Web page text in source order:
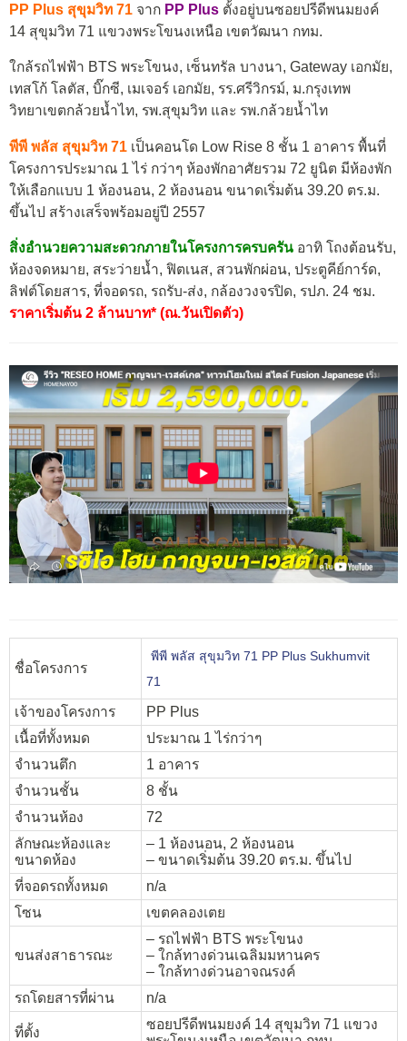
PP Plus สุขุมวิท 71 จาก PP Plus ตั้งอยู่บนซอยปรีดีพนมยงค์
14 สุขุมวิท 71 แขวงพระโขนงเหนือ เขตวัฒนา กทม.
ใกล้รถไฟฟ้า BTS พระโขนง, เซ็นทรัล บางนา, Gateway เอกมัย,
เทสโก้ โลตัส, บิ๊กซี, เมเจอร์ เอกมัย, รร.ศรีวิกรม์, ม.กรุงเทพ
วิทยาเขตกล้วยน้ำไท, รพ.สุขุมวิท และ รพ.กล้วยน้ำไท
พีพี พลัส สุขุมวิท 71 เป็นคอนโด Low Rise 8 ชั้น 1 อาคาร พื้นที่
โครงการประมาณ 1 ไร่ กว่าๆ ห้องพักอาศัยรวม 72 ยูนิต มีห้องพัก
ให้เลือกแบบ 1 ห้องนอน, 2 ห้องนอน ขนาดเริ่มต้น 39.20 ตร.ม.
ขึ้นไป สร้างเสร็จพร้อมอยู่ปี 2557
สิ่งอำนวยความสะดวกภายในโครงการครบครัน อาทิ โถงต้อนรับ,
ห้องจดหมาย, สระว่ายน้ำ, ฟิตเนส, สวนพักผ่อน, ประตูคีย์การ์ด,
ลิฟต์โดยสาร, ที่จอดรถ, รถรับ-ส่ง, กล้องวงจรปิด, รปภ. 24 ชม.
ราคาเริ่มต้น 2 ล้านบาท* (ณ.วันเปิดตัว)
ชื่อโครงการ
พีพี พลัส สุขุมวิท 71 PP Plus Sukhumvit
71
เจ้าของโครงการ
PP Plus
เนื้อที่ทั้งหมด
ประมาณ 1 ไร่กว่าๆ
จำนวนตึก
1 อาคาร
จำนวนชั้น
8 ชั้น
จำนวนห้อง
72
ลักษณะห้องและ
ขนาดห้อง
– 1 ห้องนอน, 2 ห้องนอน
– ขนาดเริ่มต้น 39.20 ตร.ม. ขึ้นไป
ที่จอดรถทั้งหมด
n/a
โซน
เขตคลองเตย
ขนส่งสาธารณะ
– รถไฟฟ้า BTS พระโขนง
– ใกล้ทางด่วนเฉลิมมหานคร
– ใกล้ทางด่วนอาจณรงค์
รถโดยสารที่ผ่าน
n/a
ที่ตั้ง
ซอยปรีดีพนมยงค์ 14 สุขุมวิท 71 แขวง